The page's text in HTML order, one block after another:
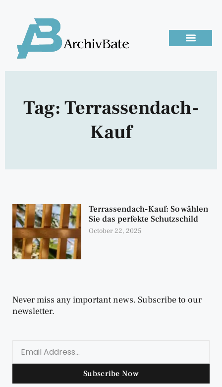
Tag: Terrassendach-
Kauf
Terrassendach-Kauf: So wählen
Sie das perfekte Schutzschild
October 22, 2025
Never miss any important news. Subscribe to our
newsletter.
Subscribe Now